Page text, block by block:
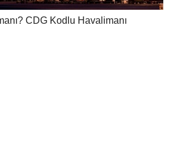
CDG Kodlu Havalimanı